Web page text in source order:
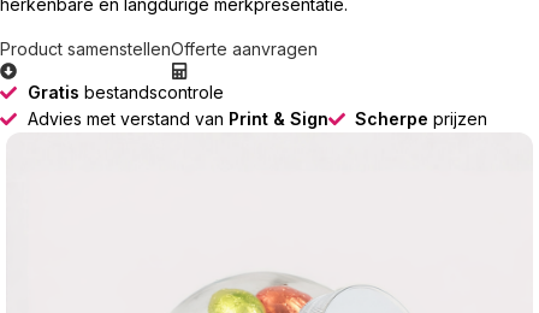
herkenbare en langdurige merkpresentatie.
Product samenstellenOfferte aanvragen
Gratis bestandscontrole
Advies met verstand van Print & Sign Scherpe prijzen